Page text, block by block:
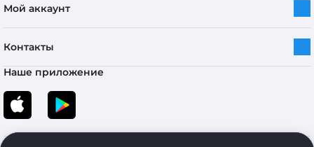
Мой аккаунт
Контакты
Наше приложение